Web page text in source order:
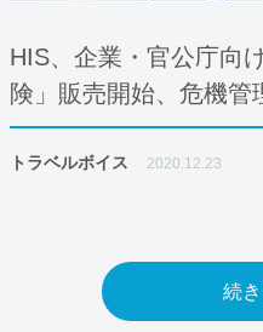
HIS、企業・官公庁向
険」販売開始、危機管
トラベルボイス 2020.12.23
続